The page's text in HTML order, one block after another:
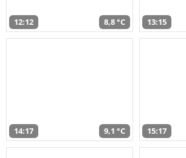
12:12 8,8 °C 13:15
14:17 9,1 °C 15:17